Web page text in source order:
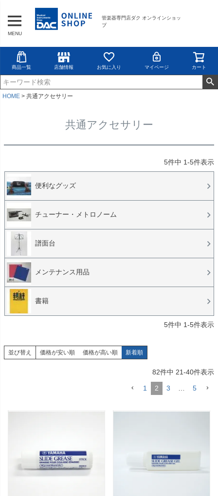
管楽器専門店ダク オンラインショッ
プ
MENU
商品一覧 店舗情報 お気に入り マイページ カート
HOME 共通アクセサリー
共通アクセサリー
5件中 1-5件表示
便利なグッズ
チューナー・メトロノーム
譜面台
メンテナンス用品
書籍
5件中 1-5件表示
並び替え 価格が安い順 価格が高い順 新着順
82件中 21-40件表示
1 2 3 5